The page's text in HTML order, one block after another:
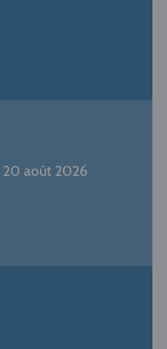
20 août 2026